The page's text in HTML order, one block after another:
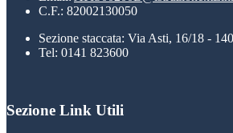
C.F.: 82002130050
Sezione staccata: Via Asti, 16/18 -
Tel: 0141 823600
Sezione Link Utili